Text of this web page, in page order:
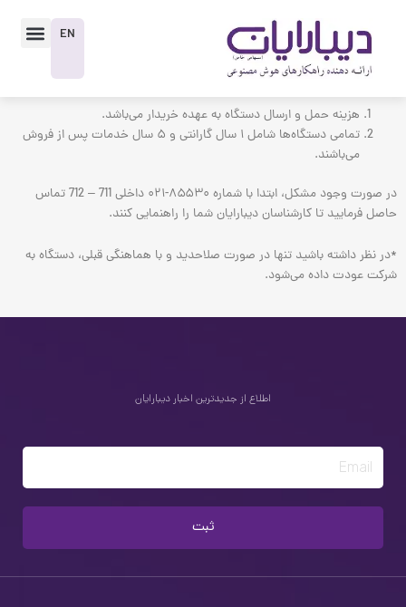
EN
هزینه حمل و ارسال دستگاه به عهده خریدار می‌باشد.
تمامی دستگاه‌ها شامل ۱ سال گارانتی و ۵ سال خدمات پس از فروش
می‌باشند.
در صورت وجود مشکل، ابتدا با شماره ۸۵۵۳۰-۰۲۱ داخلی 711 – 712 تماس
حاصل فرمایید تا کارشناسان دیبارایان شما را راهنمایی کنند.
*در نظر داشته باشید تنها در صورت صلاحدید و با هماهنگی قبلی، دستگاه به
شرکت عودت داده می‌شود.
اطلاع از جدیدترین اخبار دیبارایان
Email
ثبت